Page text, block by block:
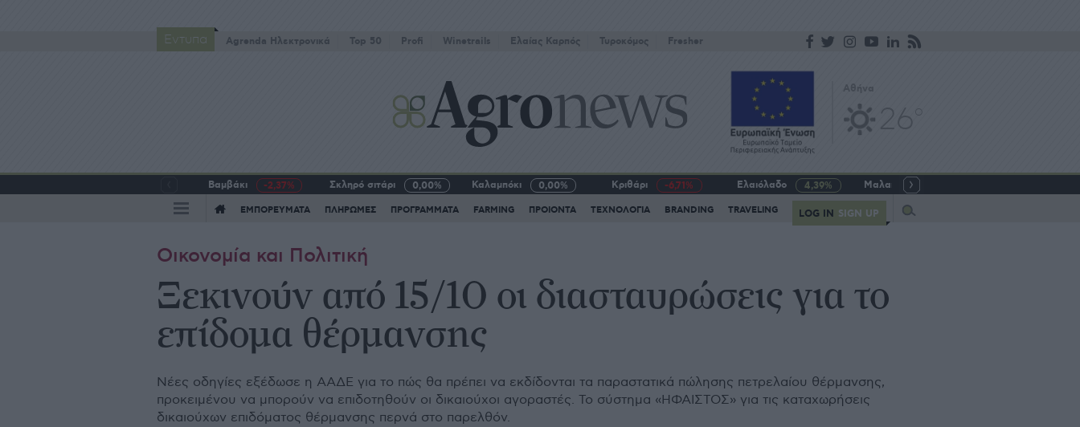
Έντυπα Agrenda Ηλεκτρονικά Top 50 Profi Winetrails Eλαίας Καρπός Τυροκόμος Fresher
Βαμβάκι -2,37% Σκληρό σιτάρι 0,00% Καλαμπόκι 0,00% Κριθάρι -6,71% Ελαιόλαδο 4,39% Μαλακό σιτάρι
ΕΜΠΟΡΕΥΜΑΤΑ ΠΛΗΡΩΜΕΣ ΠΡΟΓΡΑΜΜΑΤΑ FARMING ΠΡΟΙΟΝΤΑ ΤΕΧΝΟΛΟΓΙΑ BRANDING TRAVELING LOG IN SIGN UP
Οικονομία και Πολιτική
Ξεκινούν από 15/10 οι διασταυρώσεις για το
επίδομα θέρμανσης
Νέες οδηγίες εξέδωσε η ΑΑΔΕ για το πώς θα πρέπει να εκδίδονται τα παραστατικά πώλησης πετρελαίου θέρμανσης,
προκειμένου να μπορούν να επιδοτηθούν οι δικαιούχοι αγοραστές. Το σύστημα «ΗΦΑΙΣΤΟΣ» για τις καταχωρήσεις
δικαιούχων επιδόματος θέρμανσης περνά στο παρελθόν.